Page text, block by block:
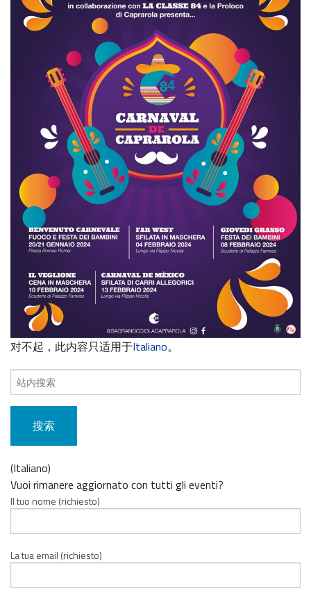
对不起，此内容只适用于Italiano。
搜
索
内
(Italiano)
Vuoi rimanere aggiornato con tutti gli eventi?
Il tuo nome (richiesto)
La tua email (richiesto)